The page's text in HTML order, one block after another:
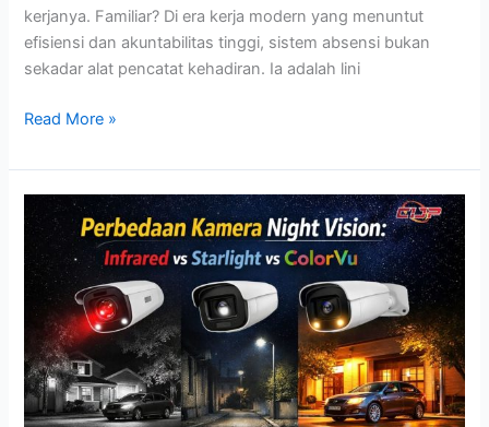
kerjanya. Familiar? Di era kerja modern yang menuntut
efisiensi dan akuntabilitas tinggi, sistem absensi bukan
sekadar alat pencatat kehadiran. Ia adalah lini
Read More »
Perbedaan
Kamera
Night
Vision:
Infrared
Starlight
vs
ColorVu